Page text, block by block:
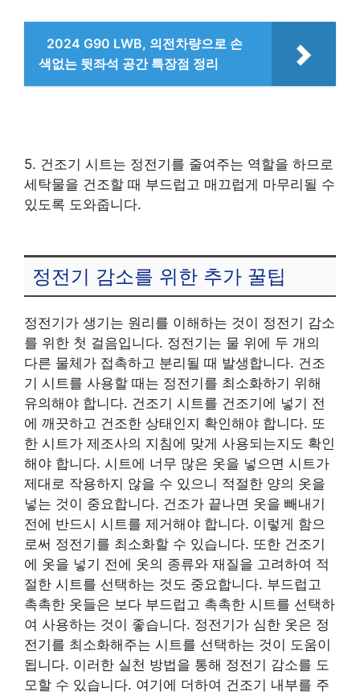
2024 G90 LWB, 의전차량으로 손
색없는 뒷좌석 공간 특장점 정리
5. 건조기 시트는 정전기를 줄여주는 역할을 하므로
세탁물을 건조할 때 부드럽고 매끄럽게 마무리될 수
있도록 도와줍니다.
정전기 감소를 위한 추가 꿀팁
정전기가 생기는 원리를 이해하는 것이 정전기 감소
를 위한 첫 걸음입니다. 정전기는 물 위에 두 개의
다른 물체가 접촉하고 분리될 때 발생합니다. 건조
기 시트를 사용할 때는 정전기를 최소화하기 위해
유의해야 합니다. 건조기 시트를 건조기에 넣기 전
에 깨끗하고 건조한 상태인지 확인해야 합니다. 또
한 시트가 제조사의 지침에 맞게 사용되는지도 확인
해야 합니다. 시트에 너무 많은 옷을 넣으면 시트가
제대로 작용하지 않을 수 있으니 적절한 양의 옷을
넣는 것이 중요합니다. 건조가 끝나면 옷을 빼내기
전에 반드시 시트를 제거해야 합니다. 이렇게 함으
로써 정전기를 최소화할 수 있습니다. 또한 건조기
에 옷을 넣기 전에 옷의 종류와 재질을 고려하여 적
절한 시트를 선택하는 것도 중요합니다. 부드럽고
촉촉한 옷들은 보다 부드럽고 촉촉한 시트를 선택하
여 사용하는 것이 좋습니다. 정전기가 심한 옷은 정
전기를 최소화해주는 시트를 선택하는 것이 도움이
됩니다. 이러한 실천 방법을 통해 정전기 감소를 도
모할 수 있습니다. 여기에 더하여 건조기 내부를 주